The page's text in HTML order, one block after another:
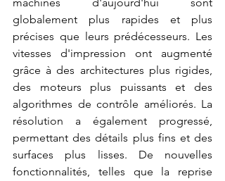
globalement plus rapides et plus
précises que leurs prédécesseurs. Les
vitesses d'impression ont augmenté
grâce à des architectures plus rigides,
des moteurs plus puissants et des
algorithmes de contrôle améliorés. La
résolution a également progressé,
permettant des détails plus fins et des
surfaces plus lisses. De nouvelles
fonctionnalités, telles que la reprise